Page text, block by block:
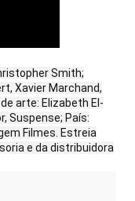
Smith;
Xavier Marchand,
arte: Elizabeth El-
Suspense; País:
Filmes. Estreia
e da distribuidora